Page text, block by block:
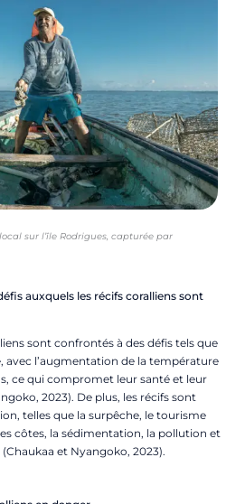
sur l’île Rodrigues, capturée par
auxquels les récifs coralliens sont
sont confrontés à des défis tels que
l’augmentation de la température
ce qui compromet leur santé et leur
2023). De plus, les récifs sont
telles que la surpêche, le tourisme
côtes, la sédimentation, la pollution et
et Nyangoko, 2023).